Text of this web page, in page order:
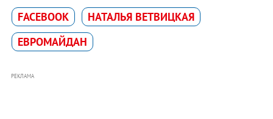
FACEBOOK
НАТАЛЬЯ ВЕТВИЦКАЯ
ЕВРОМАЙДАН
РЕКЛАМА